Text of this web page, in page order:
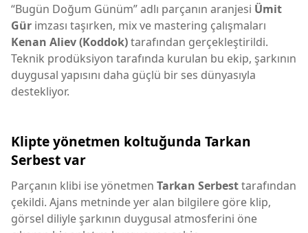
“Bugün Doğum Günüm” adlı parçanın aranjesi Ümit
Gür imzası taşırken, mix ve mastering çalışmaları
Kenan Aliev (Koddok)tarafından gerçekleştirildi.
Teknik prodüksiyon tarafında kurulan bu ekip, şarkının
duygusal yapısını daha güçlü bir ses dünyasıyla
destekliyor.
Klipte yönetmen koltuğunda Tarkan
Serbest var
Parçanın klibi ise yönetmen Tarkan Serbesttarafından
çekildi. Ajans metninde yer alan bilgilere göre klip,
görsel diliyle şarkının duygusal atmosferini öne